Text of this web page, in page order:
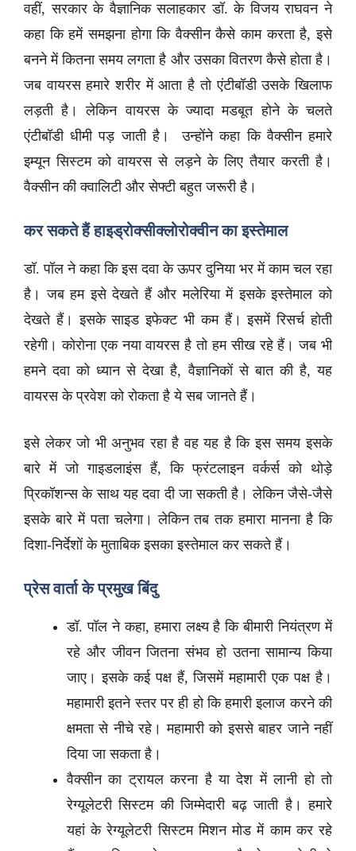
वहीं, सरकार के वैज्ञानिक सलाहकार डॉ. के विजय राघवन ने
कहा कि हमें समझना होगा कि वैक्सीन कैसे काम करता है, इसे
बनने में कितना समय लगता है और उसका वितरण कैसे होता है।
जब वायरस हमारे शरीर में आता है तो एंटीबॉडी उसके खिलाफ
लड़ती है। लेकिन वायरस के ज्यादा मडबूत होने के चलते
एंटीबॉडी धीमी पड़ जाती है। उन्होंने कहा कि वैक्सीन हमारे
इम्यून सिस्टम को वायरस से लड़ने के लिए तैयार करती है।
वैक्सीन की क्वालिटी और सेफ्टी बहुत जरूरी है।
कर सकते हैं हाइड्रोक्सीक्लोरोक्वीन का इस्तेमाल
डॉ. पॉल ने कहा कि इस दवा के ऊपर दुनिया भर में काम चल रहा
है। जब हम इसे देखते हैं और मलेरिया में इसके इस्तेमाल को
देखते हैं। इसके साइड इफेक्ट भी कम हैं। इसमें रिसर्च होती
रहेगी। कोरोना एक नया वायरस है तो हम सीख रहे हैं। जब भी
हमने दवा को ध्यान से देखा है, वैज्ञानिकों से बात की है, यह
वायरस के प्रवेश को रोकता है ये सब जानते हैं।
इसे लेकर जो भी अनुभव रहा है वह यह है कि इस समय इसके
बारे में जो गाइडलाइंस हैं, कि फ्रंटलाइन वर्कर्स को थोड़े
प्रिकॉशन्स के साथ यह दवा दी जा सकती है। लेकिन जैसे-जैसे
इसके बारे में पता चलेगा। लेकिन तब तक हमारा मानना है कि
दिशा-निर्देशों के मुताबिक इसका इस्तेमाल कर सकते हैं।
प्रेस वार्ता के प्रमुख बिंदु
डॉ. पॉल ने कहा, हमारा लक्ष्य है कि बीमारी नियंत्रण में
रहे और जीवन जितना संभव हो उतना सामान्य किया
जाए। इसके कई पक्ष हैं, जिसमें महामारी एक पक्ष है।
महामारी इतने स्तर पर ही हो कि हमारी इलाज करने की
क्षमता से नीचे रहे। महामारी को इससे बाहर जाने नहीं
दिया जा सकता है।
वैक्सीन का ट्रायल करना है या देश में लानी हो तो
रेग्यूलेटरी सिस्टम की जिम्मेदारी बढ़ जाती है। हमारे
यहां के रेग्यूलेटरी सिस्टम मिशन मोड में काम कर रहे